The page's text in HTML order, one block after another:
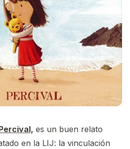
es un buen relato
en la LIJ: la vinculación